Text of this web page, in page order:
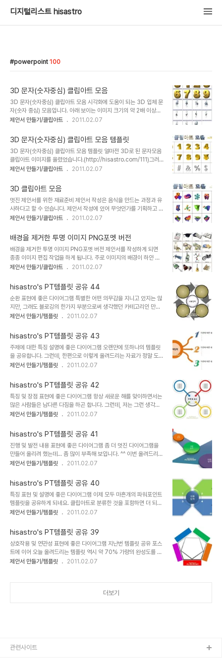
디지털리스트 hisastro
powerpoint 100
3D 문자(숫자중심) 클립아트 모음
3D 문자(숫자중심) 클립아트 모음 시각화에 도움이 되는 3D 입체 문
자(숫자 중심) 모음입니다. 아래 보이는 이미지 크기의 약 2배 이상의
해상도입니다. 사실 아래 이미지는 파워포인트에서 거의 완벽하게 재
만들면 백터 이미지가 되기 때문에 표현 품질도 월등합니다. 한편으로
는 파워포인트에서 직접 만들어 보시라는 의미로 견본으로서 올리는
것이기도 합니다. 멋진 제안서 만드시는데 도움이 되셨으면 합니다. 글
을 인용하실 경우 따뜻한 댓글(또는 트랙백)과 원문의 출처와 링크는
밝혀주시기 바랍니다. ▣ 멋진제안서 만들기 hisastro's PT템플릿
썸네일 모음 ▣ ☆ ※ 본 글은..
제안서 만들기/클립아트 2011.02.07
3D 문자(숫자중심) 클립아트 모음 템플릿
3D 문자(숫자중심) 클립아트 모음 템플릿 얼마전 3D로 된 문자모음
클립아트 이미지를 올렸었습니다.(http://hisastro.com/111)그러
면서 그 이미지를 파워포인트로 재구성할 수 있다는 말씀을 드렸었는
니다. 멋진 제안서를 만드시는데 조금이라도 도움이 되시기 바랍니다.
고맙습니다. 상업용이 아니라면 마음껏 사용하셔도 좋습니다. 그렇지
만, 따뜻한 댓글(또는 트랙백).. 남겨주시길... ^^ 본 자료의 배포는 원
칙적으로 이곳 블로그에서만 하도록 하겠습니다. 물론
hisastro.com 주소를 링크로 알려주신다면, 소통의 차원으로 감사
록 재공유를 부탁드리며, 출발점..
제안서 만들기/클립아트 2011.02.07
3D 클립아트 모음
멋진 제안서를 위한 재료준비 제안서 작성은 음식을 만드는 과정과 유
사하다고 할 수 있습니다. 제안서 작성에 있어 무엇인가를 기획하고 파
워포인트 등의 도구를 활용하여 그럴싸한 자료 하나를 만들기 위해서
것과 마찬가지로 이것 저것 작업을 하기 이전 부터 꾸준한 준비가 필요
합니다. 그것은 작업 시간을 줄이는 하나의 중요한 열쇠가 되기도 하
며, 또한 제안서를 작성하는데 영감이나 아이디어를 제공받을 수 있는
기회가 되기도 합니다. 사용하는 빈도가 많지는 않았으나, 그런대로 자
료를 좀더 수려하게 만들 수 있는 3D형태의 클립아트는 멋진 제안서
서 만들기 hisastro's PT템플릿 링..
제안서 만들기/클립아트 2011.02.07
배경을 제거한 투명 이미지 PNG포멧 버전
배경을 제거한 투명 이미지 PNG포멧 버전 제안서를 작성하게 되면
종종 이미지 편집 작업을 하게 됩니다. 주로 이미지의 배경이 하얀 경
우 색깔이나 이미지로 만들어진 제안서의 배경과 어울리지 못하는 문
업을 (보통 "누끼"라고 하는데 아마도 일본말 같습니다) 많이하게 됩
니다. 올리는 이미지들은 그 결과물들 중 일부입니다. 이미지들의 크기
는 아래 보이는 이미지의 약 2배가 조금 더 됩니다. 멋진 제안서를 만
드시는데 조금이라도 도움이 되시길 바랍니다. ^^ 글을 인용하실 경우
따뜻한 댓글(또는 트랙백)과 원문의 출처는 밝혀주시기 바랍니다. 또
를 요합니다. ▣ 멋진제안서 만들기 h..
제안서 만들기/클립아트 2011.02.07
hisastro's PT템플릿 공유 44
순환 표현에 좋은 다이어그램 특별한 어떤 의무감을 지니고 있지는 않
지만, 그래도 블로깅의 한가지 부분으로써 생각했던 카테고리인 만큼
신경이 쓰이는 건 사실입니다. 그래서 습관처럼 템플릿 제작을 위한 주
경우 즉석에서 바로 제작에 들어가기도 합니다. 무슨 디자이너도 아니
면서... -.-; 그러나, 지난번 템플릿을 올리는 포스팅에서도 밝혔듯이...
힘이 나는 댓글과 추천이 별로 없었다는 것도 은연 중 작지는 않았나
봅니다. -.-; 공유와 나눔... 공감... 이런 건 소통이 중요한 건데 ㅋ 그
래도 마음만은 따뜻하게 생각해주시리라고 생각합니다. (_ _) 이번에
에 바로 내용만 ..
제안서 만들기/템플릿 2011.02.07
hisastro's PT템플릿 공유 43
주제에 대한 특징 설명에 좋은 다이어그램 오랜만에 또하나의 템플릿
을 공유합니다. 그런데, 한편으로 이렇게 올려드리는 자료가 정말 도움
이 될까? 회의가 들기도 합니다. 분명 페이지뷰를 확인해 보면 그 수치
등 그 소통의 결과가 그리 많지 않다는 점에 있어서... 별 시덥지 않은
자료이기에 그냥 왔다가 보고 별거 아니군 하고 떠나 버렸기 때문은 아
닌가 싶기도 하고... 이런 생각을 갖으면 안되는데... ^^ 그러나 어느 분
들께는 도움이 분명될 것이라는 생각을 하면서도... 살~짝 그 소통에
대한 욕심이 생기는 건 아무래도 블로깅을 하는 이유 중 그것이 작지는
응원의 한..
제안서 만들기/템플릿 2011.02.07
hisastro's PT템플릿 공유 42
특징 및 장점 표현에 좋은 다이어그램 항상 새로운 해를 맞이하면서는
많은 사람들은 남다른 다짐을 하곤 합니다. 그런데, 저는 그런 생각을
하지 않고 매일 매일 충실하자라는 생각을 할 뿐입니다. 현재 좋은 상
되도록 노력하려고 합니다. 언젠가 어느 분께서 그러더군요. 새해를 맞
이할 때 다짐하는 것들을 작심삼일이 되지 않도록 작심삼일을 삼일마
다 하라고... ^^ 그 말씀이 가볍고 때로 우스운 얘기로만 생각될 수 도
있겠지만, 가만히 곱씹어 보면... 그만큼 현명한 말이 또 없습니다. 특
히, 남자들의 경우 신년의 다짐 순위 1위는 뭐니해도 금연일텐데요...
는 것을 많이 봅니다..
제안서 만들기/템플릿 2011.02.07
hisastro's PT템플릿 공유 41
진행 및 발전 내용 표현에 좋은 다이어그램 좀 더 멋진 다이어그램을
만들어 올리려 했는데... 좀 많이 부족해 보입니다. ^^ 이번 올려드리는
템플릿 역시 완성도 약 70%가량의 수준으로 제작하였습니다. 나머
록 멋진 제안서를 만드시는데 조금이나마 도움이 되는 템플릿이었으
면 좋겠습니다. ^^ 상업용이 아니라면 마음껏 사용하셔도 좋습니다. 그
렇지만, 따뜻한 댓글(또는 트랙백).. 남겨주시길... ^^ 템플릿의 배포는
원칙적으로 이곳 블로그에서만 하도록 하겠습니다. 물론 hisastro's
템플릿의 주소를 링크로 알려주신다면, 소통 차원으로 감사히 생각하
를 부탁드리며, 템플릿의 출발에..
제안서 만들기/템플릿 2011.02.07
hisastro's PT템플릿 공유 40
특징 표현 및 설명에 좋은 다이어그램 이제 모두 마흔개의 파워포인트
템플릿을 공유하게 되네요. 클립아트로 분류한 것을 포함하면 더 되겠
지만... 암튼, 제안서 만드시는데 조금이라도 도움이 되셨다면 좋겠는
통으로써 상호작용 그 보탬의 행복을 느끼실 수 있다면 좋겠습니다. 아
울러 공유하는 이 템플릿들이 좋은 의미로써 나의 생각을 표현하고 제
시하는데 있어 방법적 도구가 된다면 이보다 좋을 수는 없겠다 싶습니
다. 아무쪼록 좋은 일들이 가득한 날들 되시길 기원하겠습니다. (_ _)
상업용이 아니라면 마음껏 사용하셔도 좋습니다. 그렇지만, 따뜻한 댓
제안서 만들기/템플릿 2011.02.07
hisastro's PT템플릿 공유 39
상호작용 및 연관성 표현에 좋은 다이어그램 지난번 템플릿 공유 포스
트에 이어 오늘 올려드리는 템플릿 역시 약 70% 가량의 완성도를 갖
춘 형태입니다. 각각의 도형 속성 -전체를 그룹으로 묶었을 경우는 개
플릿을 통해 더 새롭고 멋진 다이어그램을 만셨다면, 부디 좋으신 마음
제안서 만들기/템플릿 2011.02.07
더보기
관련사이트